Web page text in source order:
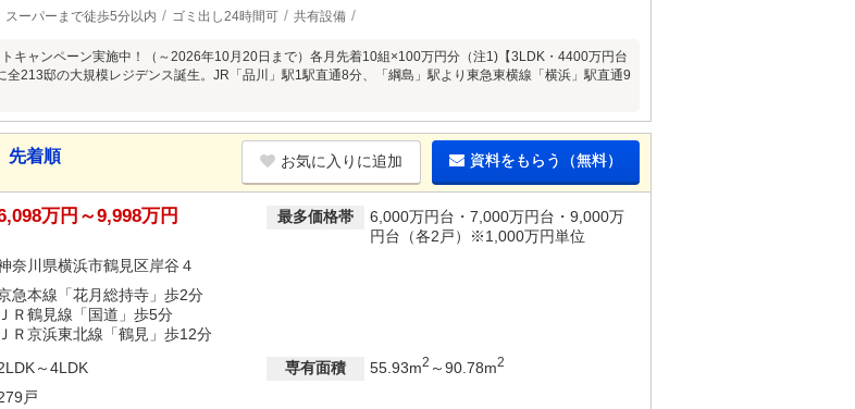
スーパーまで徒歩5分以内 ゴミ出し24時間可 共有設備
キャンペーン実施中！（～2026年10月20日まで）各月先着10組×100万円分（注1)【3LDK・4400万円台
全213邸の大規模レジデンス誕生。JR「品川」駅1駅直通8分、「綱島」駅より東急東横線「横浜」駅直通9
先着順 お気に入りに追加 資料をもらう（無料）
万円～9,998万円 最多価格帯
6,000万円台・7,000万円台・9,000万
円台（各2戸）※1,000万円単位
奈川県横浜市鶴見区岸谷４
急本線「花月総持寺」歩2分
ＪＲ鶴見線「国道」歩5分
ＪＲ京浜東北線「鶴見」歩12分
～4LDK 専有面積 55.93m2 ～90.78m2
戸